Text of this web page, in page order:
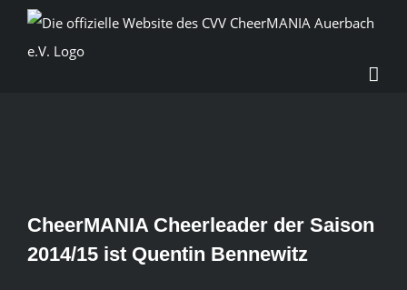
grösseres
Bild
CheerMANIA Cheerleader der Saison
2014/15 ist Quentin Bennewitz